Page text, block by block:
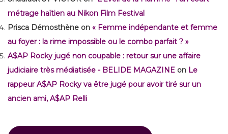
métrage haïtien au Nikon Film Festival
Prisca Démosthène on « Femme indépendante et femme
au foyer : la rime impossible ou le combo parfait ? »
A$AP Rocky jugé non coupable : retour sur une affaire
judiciaire très médiatisée - BELIDE MAGAZINE on Le
rappeur A$AP Rocky va être jugé pour avoir tiré sur un
ancien ami, A$AP Relli